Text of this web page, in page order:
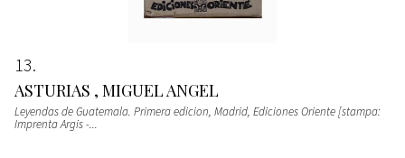
13
ASTURIAS , MIGUEL ANGEL
Leyendas de Guatemala. Primera edicion, Madrid, Ediciones Oriente [stampa:
Imprenta Argis -...